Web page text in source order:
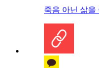
죽음 아닌 삶을